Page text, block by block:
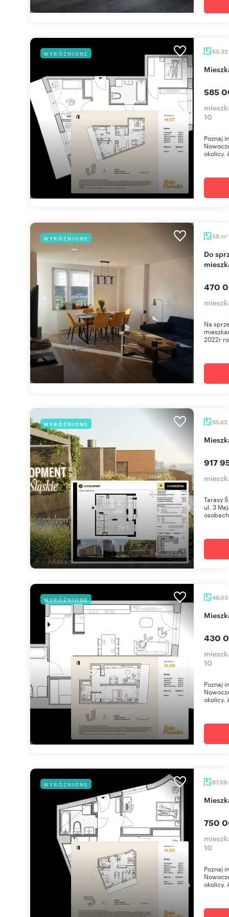
WYRÓŻNIONE 65,32
585
10
Poznaj
okolicy.
WYRÓŻNIONE 58 m2
Do sprzedania funkcjonalne 3-pokojowe
470
Na
2022r
WYRÓŻNIONE 95,62
917
Tarasy
ul. 3
WYRÓŻNIONE 48,03
430
10
Poznaj
okolicy.
WYRÓŻNIONE 87,59
750
10
Poznaj
okolicy.